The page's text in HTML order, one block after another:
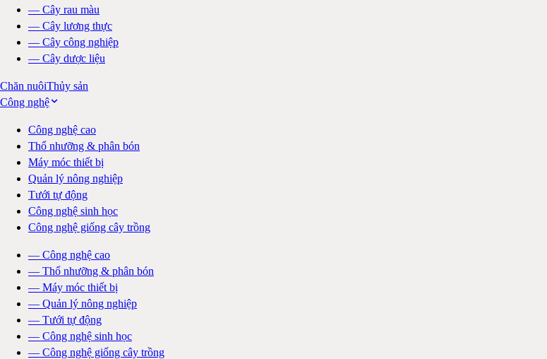
— Cây rau màu
— Cây lương thực
— Cây công nghiệp
— Cây dược liệu
Chăn nuôiThủy sản
Công nghệ
Công nghệ cao
Thổ nhưỡng & phân bón
Máy móc thiết bị
Quản lý nông nghiệp
Tưới tự động
Công nghệ sinh học
Công nghệ giống cây trồng
— Công nghệ cao
— Thổ nhưỡng & phân bón
— Máy móc thiết bị
— Quản lý nông nghiệp
— Tưới tự động
— Công nghệ sinh học
— Công nghệ giống cây trồng